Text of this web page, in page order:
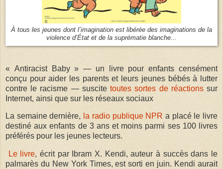
À tous les jeunes dont l’imagination est libérée des imaginations de la
violence d’État et de la suprématie blanche...
« Antiracist Baby » — un livre pour enfants censément
conçu pour aider les parents et leurs jeunes bébés à lutter
contre le racisme — suscitetoutes sortes de réactionssur
Internet, ainsi que sur les réseaux sociaux
La semaine dernière, la radio publique NPR a placé le livre
destiné aux enfants de 3 ans et moins parmi ses 100 livres
préférés pour les jeunes lecteurs.
Le livre, écrit par Ibram X. Kendi, auteur à succès dans le
palmarès du New York Times, est sorti en juin. Kendi aurait